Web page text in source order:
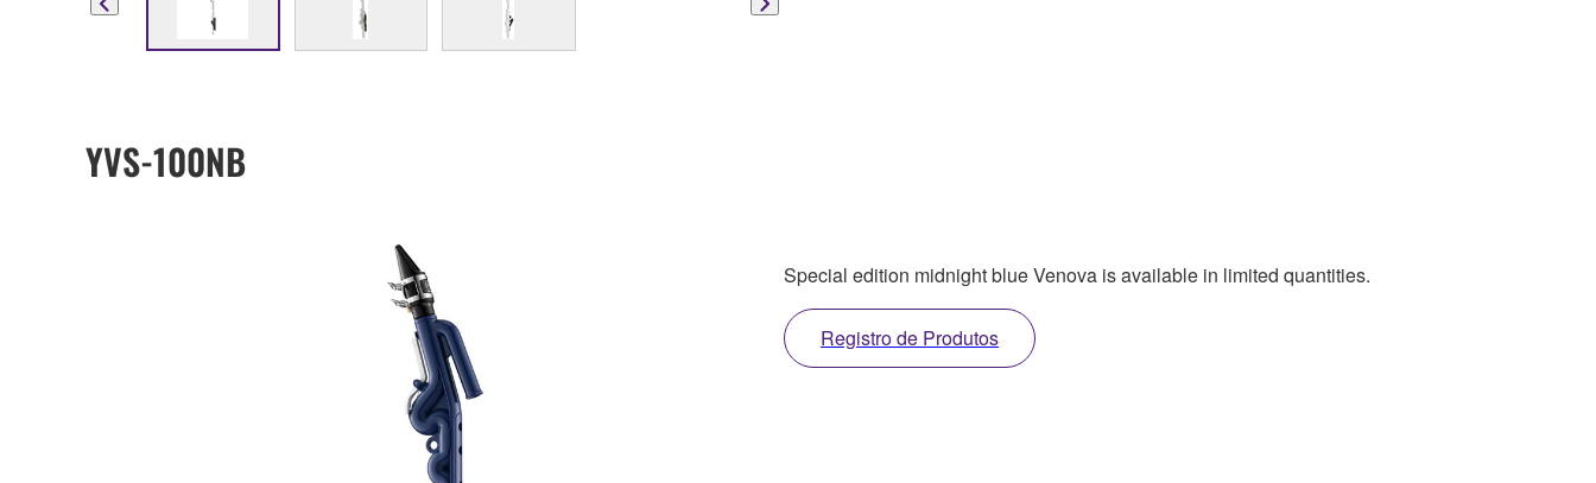
YVS-100NB
Special edition midnight blue Venova is available in limited quantities.
Registro de Produtos